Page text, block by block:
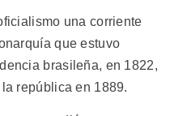
una corriente
que estuvo
brasileña, en 1822,
república en 1889.